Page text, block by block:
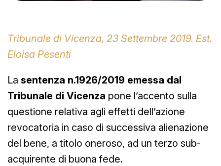
Tribunale di Vicenza, 23 Settembre 2019. Est.
Eloisa Pesenti
La sentenza n.1926/2019 emessa dal
Tribunale di Vicenza pone l’accento sulla
questione relativa agli effetti dell’azione
revocatoria in caso di successiva alienazione
del bene, a titolo oneroso, ad un terzo sub-
acquirente di buona fede.